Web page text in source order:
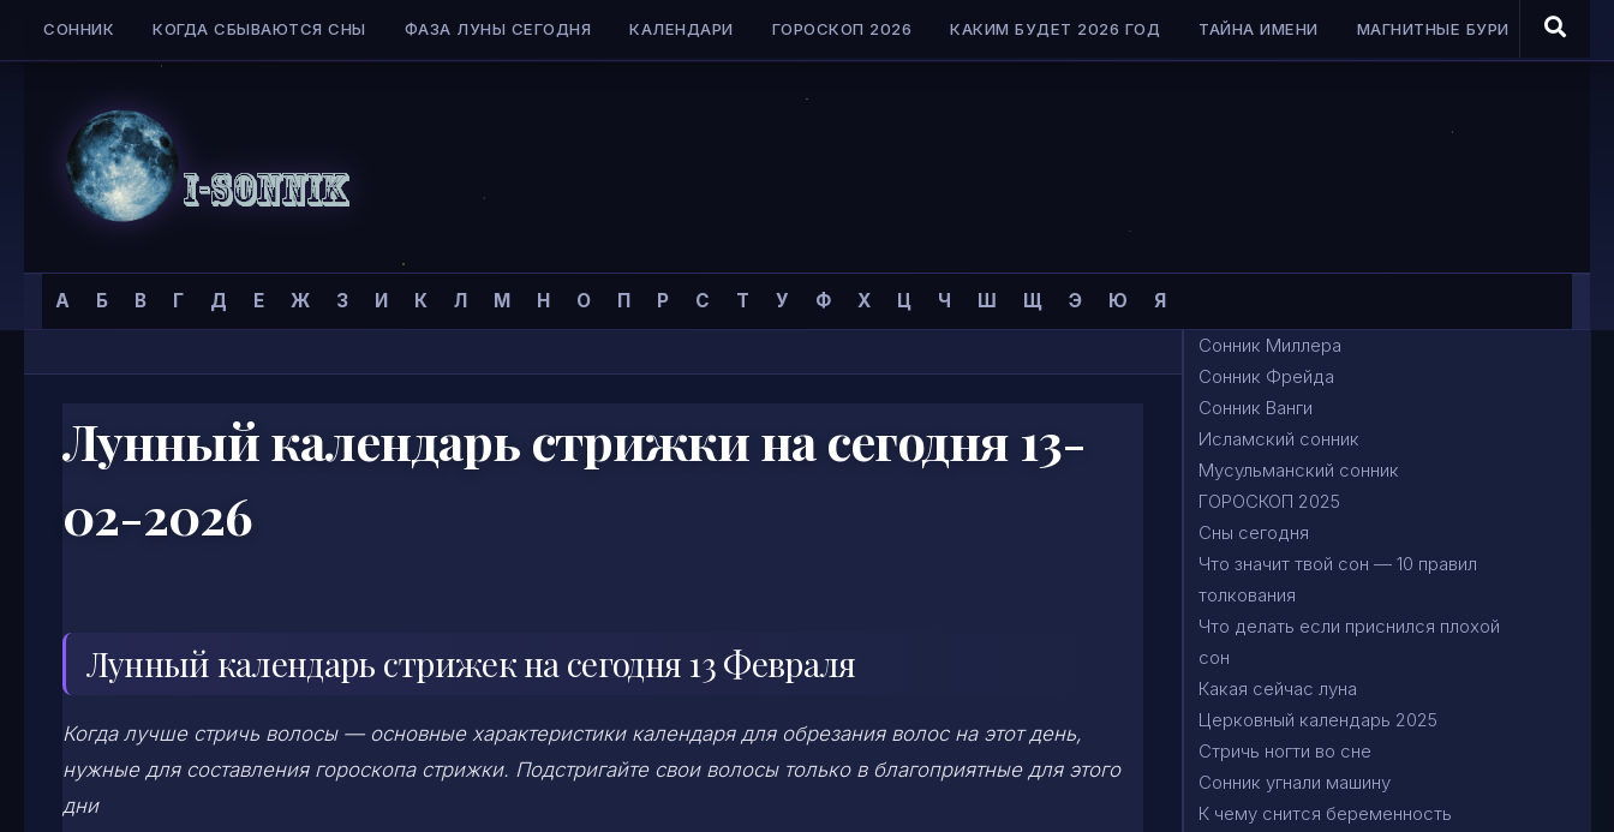
Skip to content
СОННИК КОГДА СБЫВАЮТСЯ СНЫ ФАЗА ЛУНЫ СЕГОДНЯ КАЛЕНДАРИ ГОРОСКОП 2026 КАКИМ БУДЕТ 2026 ГОД ТАЙНА ИМЕНИ МАГНИТНЫЕ БУРИ
Сонник
I-
А Б В Г Д Е Ж З И К Л М Н О П Р С Т У Ф Х Ц Ч Ш Щ Э Ю Я
Главная страница
Лунный календарь стрижки на сегодня 13-
02-2026
Лунный календарь стрижек на сегодня 13 Февраля
Когда лучше стричь волосы — основные характеристики календаря для обрезания волос на этот день,
нужные для составления гороскопа стрижки. Подстригайте свои волосы только в благоприятные для этого
дни
Сонник Миллера
Сонник Фрейда
Сонник Ванги
Исламский сонник
Мусульманский сонник
ГОРОСКОП 2025
Сны сегодня
Что значит твой сон — 10 правил
толкования
Что делать если приснился плохой
сон
Какая сейчас луна
Церковный календарь 2025
Стричь ногти во сне
Сонник угнали машину
К чему снится беременность